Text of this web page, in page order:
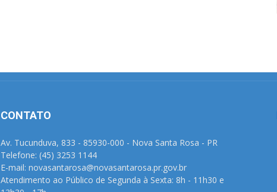
CONTATO
Av. Tucunduva, 833 - 85930-000 - Nova Santa Rosa - PR
Telefone: (45) 3253 1144
E-mail: novasantarosa@novasantarosa.pr.gov.br
Atendimento ao Público de Segunda à Sexta: 8h - 11h30 e